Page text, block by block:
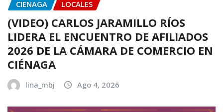
CIENAGA LOCALES
(VIDEO) CARLOS JARAMILLO RÍOS
LIDERA EL ENCUENTRO DE AFILIADOS
2026 DE LA CÁMARA DE COMERCIO EN
CIÉNAGA
lina_mbj Ago 4, 2026